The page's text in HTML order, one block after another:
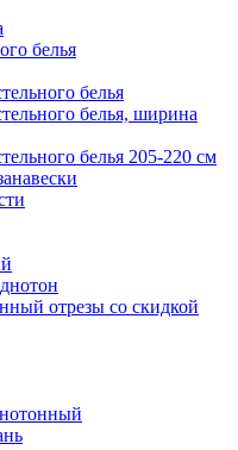
белья
белья
белья, ширина
белья 205-220 см
отрезы со скидкой